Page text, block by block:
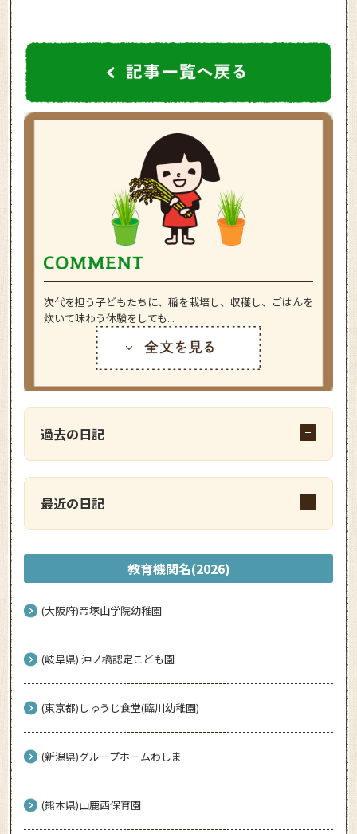
次代を担う子どもたちに、稲を栽培し、収穫し、ごはんを
炊いて味わう体験をしても...
過去の日記
最近の日記
教育機関名(2026)
(大阪府)帝塚山学院幼稚園
(岐阜県) 沖ノ橋認定こども園
(東京都)しゅうじ食堂(臨川幼稚園)
(新潟県)グループホームわしま
(熊本県)山鹿西保育園